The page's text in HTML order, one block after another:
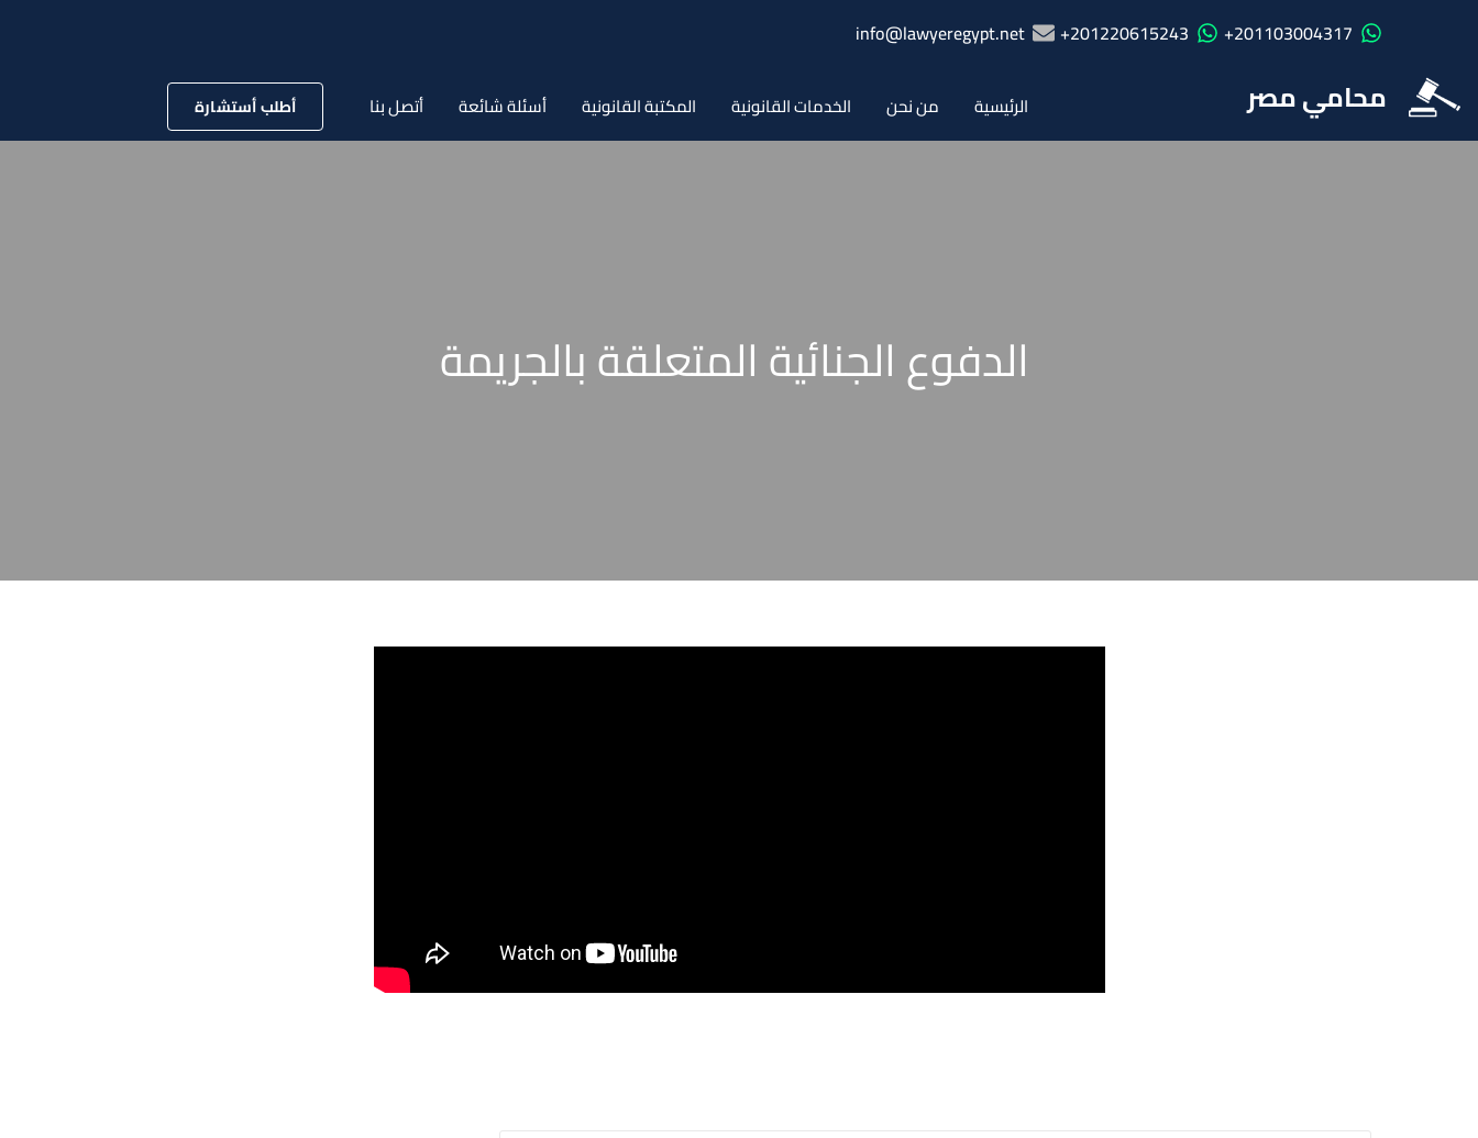
201103004317+
201220615243+
info@lawyeregypt.net
محامي مصر الرئيسية من نحن الخدمات القانونية المكتبة القانونية أسئلة شائعة أتصل بنا أطلب أستشارة
الدفوع الجنائية المتعلقة بالجريمة